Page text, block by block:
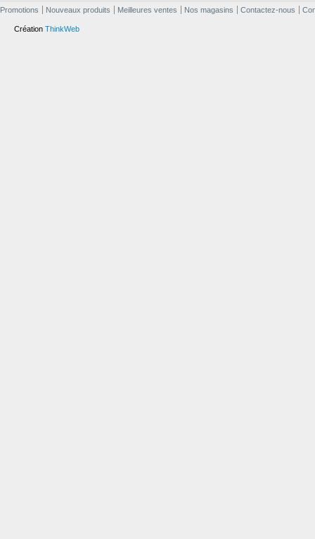
Promotions Nouveaux produits Meilleures ventes Nos magasins Contactez-nous
Création ThinkWeb